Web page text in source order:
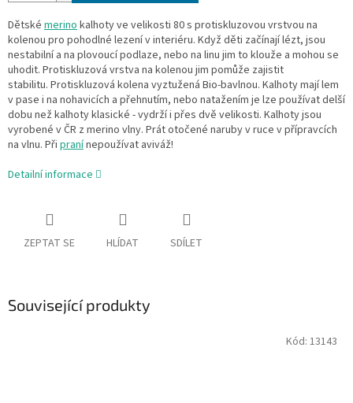
Dětské merinokalhoty ve velikosti 80 s protiskluzovou vrstvou na
kolenou pro pohodlné lezení v interiéru. Když děti začínají lézt, jsou
nestabilní a na plovoucí podlaze, nebo na linu jim to klouže a mohou se
uhodit. Protiskluzová vrstva na kolenou jim pomůže zajistit
stabilitu. Protiskluzová kolena vyztužená Bio-bavlnou. Kalhoty mají lem
v pase i na nohavicích a přehnutím, nebo natažením je lze používat delší
dobu než kalhoty klasické - vydrží i přes dvě velikosti. Kalhoty jsou
vyrobené v ČR z merino vlny. Prát otočené naruby v ruce v přípravcích
na vlnu. Při pranínepoužívat aviváž!
Detailní informace
ZEPTAT SE HLÍDAT SDÍLET
Související produkty
Kód: 13143